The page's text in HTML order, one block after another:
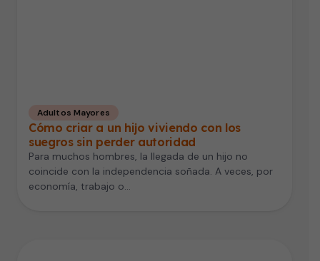
Adultos Mayores
Cómo criar a un hijo viviendo con los
suegros sin perder autoridad
Para muchos hombres, la llegada de un hijo no
coincide con la independencia soñada. A veces, por
economía, trabajo o…